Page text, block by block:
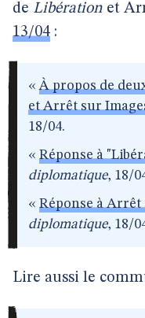
de Libération et
13/04 :
«À propos de
et Arrêt sur
18/04.
« Réponse à
diplomatique, 18/
« Réponse à Arrêt
diplomatique, 18/
Lire aussi le